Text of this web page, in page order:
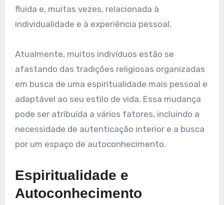
fluida e, muitas vezes, relacionada à
individualidade e à experiência pessoal.
Atualmente, muitos indivíduos estão se
afastando das tradições religiosas organizadas
em busca de uma espiritualidade mais pessoal e
adaptável ao seu estilo de vida. Essa mudança
pode ser atribuída a vários fatores, incluindo a
necessidade de autenticação interior e a busca
por um espaço de autoconhecimento.
Espiritualidade e
Autoconhecimento